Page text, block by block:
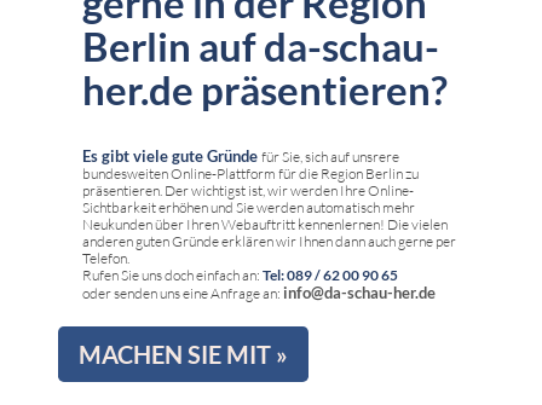
Berlin auf da-schau-
her.de präsentieren?
Es gibt viele gute Gründe für Sie, sich auf unsrere
bundesweiten Online-Plattform für die Region Berlin zu
präsentieren. Der wichtigst ist, wir werden Ihre Online-
Sichtbarkeit erhöhen und Sie werden automatisch mehr
Neukunden über Ihren Webauftritt kennenlernen! Die vielen
anderen guten Gründe erklären wir Ihnen dann auch gerne per
Telefon.
Rufen Sie uns doch einfach an: Tel: 089 / 62 00 90 65
oder senden uns eine Anfrage an: info@da-schau-her.de
MACHEN SIE MIT »